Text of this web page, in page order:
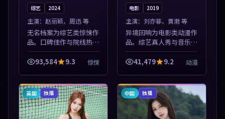
综艺 2024
主演： 赵丽颖、周迅 等
无名档案为综艺类惊悚作
品。口碑佳作与院线热映
精选，高清免费在线资
源，多端适配随时观看。
得加入片单。
93,584 9.3 惊悚
电影 2019
主演： 刘亦菲、黄渤 等
异境回响为电影类动漫作
品。综艺真人秀与音乐现
场收录，亚洲影视平台每
日上新，轻松发现好片。
得加入片单。
41,479 9.2 动漫
英国 独播 中国 独播